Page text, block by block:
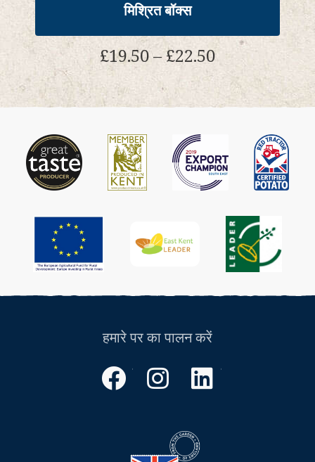
मिश्रित बॉक्स
£19.50–£22.50मूल्य
सीमा:
£19.50
के
£22.50
इस
उत्पाद
प्रकार
सकते
हमारे पर का पालन करें
फेसबुक instagram